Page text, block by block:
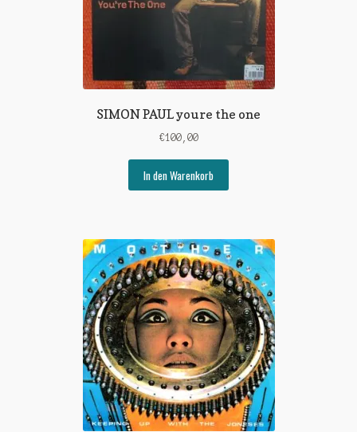
SIMON PAUL youre the one
€100,00
In den Warenkorb